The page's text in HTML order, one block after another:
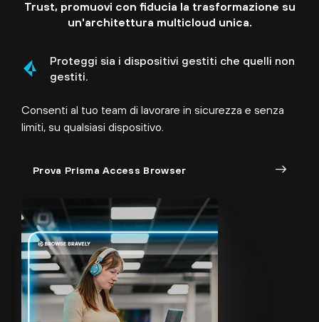
Trust, promuovi con fiducia la trasformazione su
un'architettura multicloud unica.
Proteggi sia i dispositivi gestiti che quelli non
gestiti.
Consenti al tuo team di lavorare in sicurezza e senza
limiti, su qualsiasi dispositivo.
Prova Prisma Access Browser